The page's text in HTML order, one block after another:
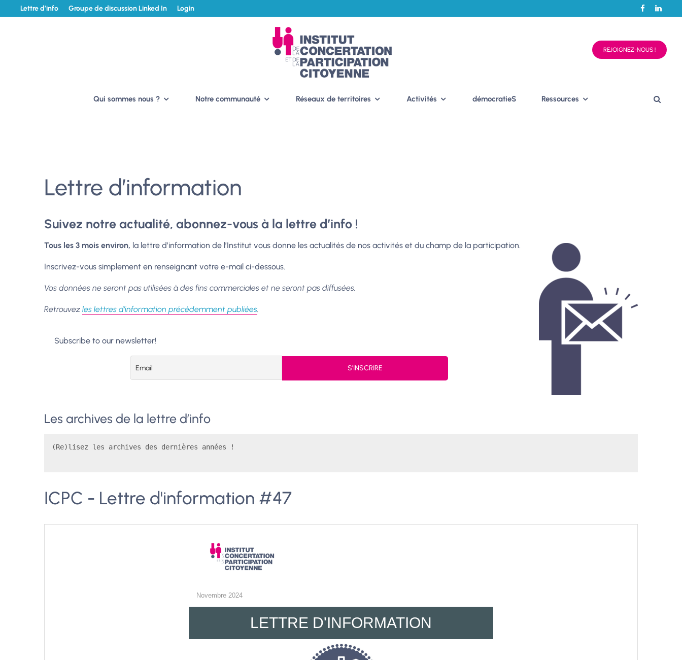
Lettre d’info Groupe de discussion Linked In Login
REJOIGNEZ-NOUS !
Qui sommes nous ? Notre communauté Réseaux de territoires Activités démocratieS Ressources
Lettre d’information
Suivez notre actualité, abonnez-vous à la lettre d’info !
Tous les 3 mois environ, la lettre d’information de l’Institut vous donne les actualités de nos activités et du champ de la participation.
Inscrivez-vous simplement en renseignant votre e-mail ci-dessous.
Vos données ne seront pas utilisées à des fins commerciales et ne seront pas diffusées.
Retrouvez les lettres d’information précédemment publiées.
Subscribe to our newsletter!
Les archives de la lettre d’info
(Re)lisez les archives des dernières années !
ICPC - Lettre d'information #47